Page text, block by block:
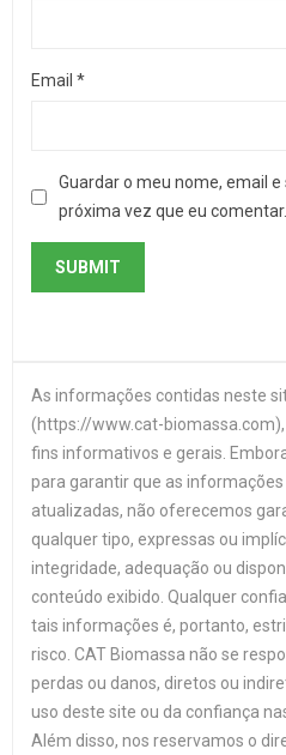
Email *
Guardar o meu nome, email
próxima vez que eu comentar.
As informações contidas neste
(https://www.cat-
fins informativos e gerais.
para garantir que as
atualizadas, não oferecemos
qualquer tipo, expressas ou
integridade, adequação ou
conteúdo exibido. Qualquer
tais informações é, portanto,
risco. CAT Biomassa não se
perdas ou danos, diretos ou
uso deste site ou da confiança
Além disso, nos reservamos o